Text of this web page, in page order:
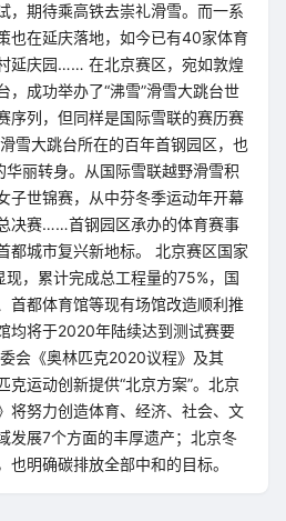
，期待乘高铁去崇礼滑雪。而一系
也在延庆落地，如今已有40家体育
延庆园…… 在北京赛区，宛如敦煌
，成功举办了“沸雪”滑雪大跳台世
序列，但同样是国际雪联的赛历赛
雪大跳台所在的百年首钢园区，也
华丽转身。从国际雪联越野滑雪积
子世锦赛，从中芬冬季运动年开幕
决赛……首钢园区承办的体育赛事
都城市复兴新地标。 北京赛区国家
现，累计完成总工程量的75%，国
首都体育馆等现有场馆改造顺利推
均将于2020年陆续达到测试赛要
会《奥林匹克2020议程》及其
克运动创新提供“北京方案”。北京
将努力创造体育、经济、社会、文
发展7个方面的丰厚遗产；北京冬
明确碳排放全部中和的目标。